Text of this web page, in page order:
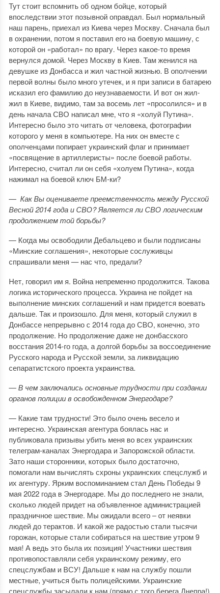
Тут стоит вспомнить об одном бойце, который
впоследствии этот позывной оправдал. Был нормальный
наш парень, приехал из Киева через Москву. Сначала был
в охранении, потом я поставил его на боевую машину, с
которой он «работал» по врагу. Через какое-то время
вернулся домой. Через Москву в Киев. Там женился на
девушке из Донбасса и жил частной жизнью. В ополчении
первой волны было много утечек, и я при записи в батарею
исказил его фамилию до неузнаваемости. И вот он жил-
жил в Киеве, видимо, там за восемь лет «просолился» и в
день начала СВО написал мне, что я «холуй Путина».
Интересно было это читать от человека, фотографии
которого у меня в компьютере. На них он вместе с
ополченцами попирает украинский флаг и принимает
«посвящение в артиллеристы» после боевой работы.
Интересно, считал ли он себя «холуем Путина», когда
нажимал на боевой ключ БМ-ки?
— Как Вы оцениваете преемственность между Русской
Весной 2014 года и СВО? Является ли СВО логическим
продолжением той борьбы?
— Когда мы освободили Дебальцево и были подписаны
«Минские соглашения», некоторые сослуживцы
спрашивали меня — нас что, предали?
Нет, говорил им я. Война непременно продолжится. Такова
логика исторического процесса. Украина не пойдет на
выполнение минских соглашений и нам придется воевать
дальше. Так и произошло. Для меня, который служил в
Донбассе непрерывно с 2014 года до СВО, конечно, это
продолжение. Но продолжение даже не донбасского
восстания 2014-го года, а долгой борьбы за воссоединение
Русского народа и Русской земли, за ликвидацию
сепаратистского проекта украинства.
— В чем заключались основные трудности при создании
органов полиции в освобожденном Энергодаре?
— Какие там трудности! Это было очень весело и
интересно. Украинская агентура боялась нас и
публиковала призывы убить меня во всех украинских
телеграм-каналах Энергодара и Запорожской области.
Зато наши сторонники, которых было достаточно,
помогали нам вычислять схроны украинских спецслужб и
их агентуру. Ярким воспоминанием стал День Победы 9
мая 2022 года в Энергодаре. Мы до последнего не знали,
сколько людей придет на объявленное администрацией
праздничное шествие. Мы ожидали всего – от неявки
людей до терактов. И какой же радостью стали тысячи
горожан, которые стали собираться на шествие утром 9
мая! А ведь это была их позиция! Участники шествия
противопоставляли себя украинскому режиму, его
спецслужбам и ВСУ! Дальше к нам на службу пошли
местные, учиться быть полицейскими. Украинские